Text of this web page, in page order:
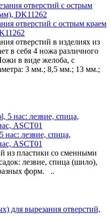
отверстий с острым краем
отверстий в изделиях из
в себя 4 ножа различного
в виде желоба, с
3 мм.; 8,5 мм.; 13 мм.;
нас: лезвие, спица,
ASCT01
из пластики со сменными
лезвие, спица (шило),
форм. ..